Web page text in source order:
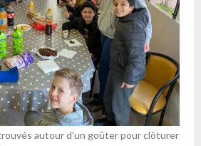
autour d’un goûter pour clôturer